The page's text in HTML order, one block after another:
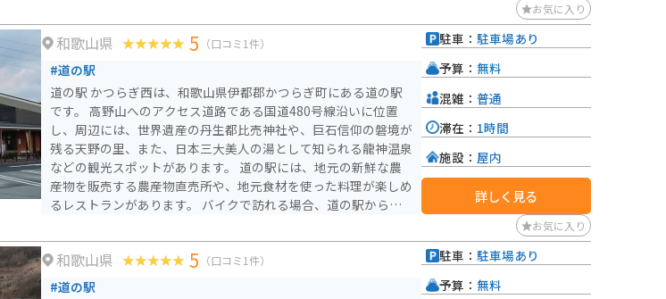
ませんが、近くの三叉路に少し広いスペースがあり、一時的な停
車が可能です。山間部のため道はカーブが多いものの、ツーリン
グルートとしても人気で、特に新緑や紅葉の季節は絶景と爽快な
走りを同時に楽しめます。
お気に入り
和歌山県 5 （口コミ1件）
#道の駅
道の駅 かつらぎ西は、和歌山県伊都郡かつらぎ町にある道の駅
です。 高野山へのアクセス道路である国道480号線沿いに位置
し、周辺には、世界遺産の丹生都比売神社や、巨石信仰の磐境が
残る天野の里、また、日本三大美人の湯として知られる龍神温泉
などの観光スポットがあります。 道の駅には、地元の新鮮な農
産物を販売する農産物直売所や、地元食材を使った料理が楽しめ
るレストランがあります。 バイクで訪れる場合、道の駅から高
すすめです。 また、かつらぎ町は、柿や桃などの果物の一大産
地としても知られています。 特に、富有柿は有名で、秋には道
の駅でも販売されます。
駐車： 駐車場あり
予算： 無料
混雑： 普通
滞在： 1時間
施設： 屋内
詳しく見る
お気に入り
和歌山県 5 （口コミ1件）
#道の駅
駐車： 駐車場あり
予算： 無料